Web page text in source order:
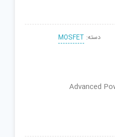
دسته: MOSFET